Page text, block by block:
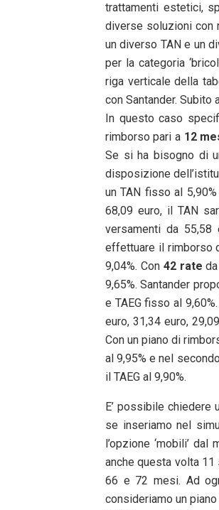
trattamenti estetici,
diverse soluzioni con
un diverso TAN e un
per la categoria
riga verticale della
con Santander. Subito
In questo caso
rimborso pari a 12
Se si ha bisogno di
disposizione
un TAN fisso al
68,09 euro, il TAN
versamenti da
effettuare il rimborso
9,04%. Con 42 rate
9,65%. Santander
e TAEG fisso al
euro, 31,34 euro,
Con un piano di
al 9,95% e nel
il TAEG al 9,90%.
E’ possibile chiedere
se inseriamo nel
l’opzione ‘mobili’
anche questa volta 11
66 e 72 mesi. Ad
consideriamo un